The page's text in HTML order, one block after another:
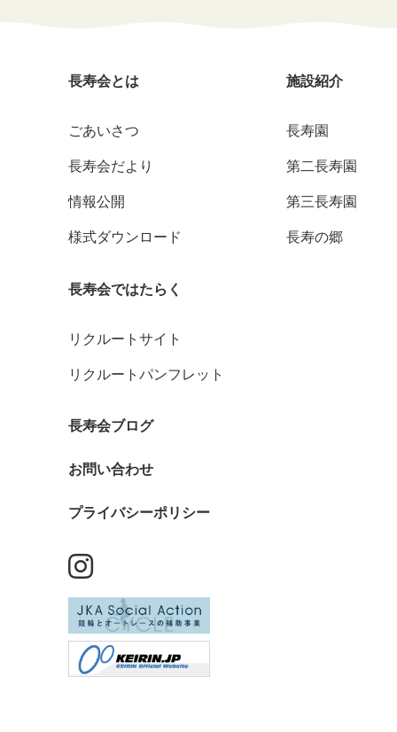
長寿会とは
ごあいさつ
長寿会だより
情報公開
様式ダウンロード
施設紹介
長寿園
第二長寿園
第三長寿園
長寿の郷
長寿会ではたらく
リクルートサイト
リクルートパンフレット
長寿会ブログ
お問い合わせ
プライバシーポリシー